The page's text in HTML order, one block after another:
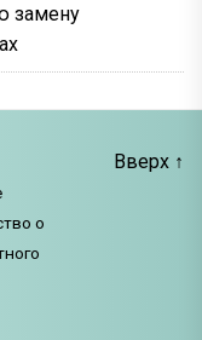
замену
о
Вверх ↑